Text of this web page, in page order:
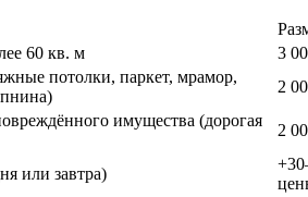
60 кв. м
3
потолки, паркет, мрамор,
2
имущества (дорогая
2
или завтра)